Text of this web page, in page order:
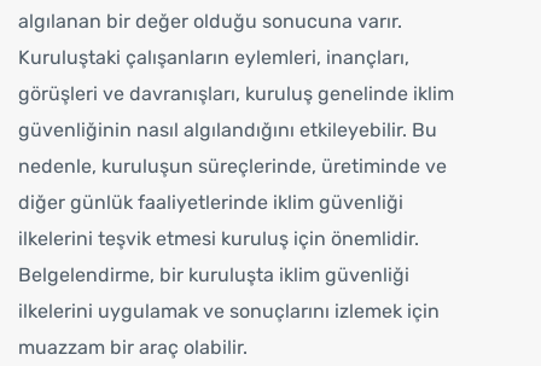
algılanan bir değer olduğu sonucuna varır.
Kuruluştaki çalışanların eylemleri, inançları,
görüşleri ve davranışları, kuruluş genelinde iklim
güvenliğinin nasıl algılandığını etkileyebilir. Bu
nedenle, kuruluşun süreçlerinde, üretiminde ve
diğer günlük faaliyetlerinde iklim güvenliği
ilkelerini teşvik etmesi kuruluş için önemlidir.
Belgelendirme, bir kuruluşta iklim güvenliği
ilkelerini uygulamak ve sonuçlarını izlemek için
muazzam bir araç olabilir.